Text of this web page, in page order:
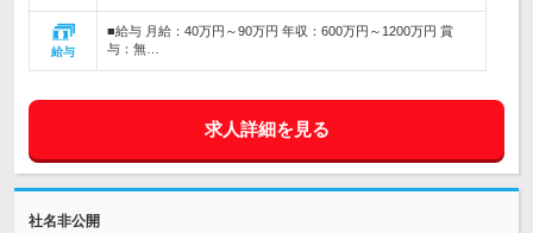
給与
■給与 月給：40万円～90万円 年収：600万円～1200万円 賞
与：無…
求人詳細を見る
社名非公開